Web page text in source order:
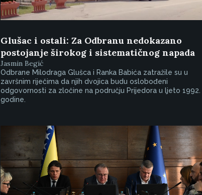
Glušac i ostali: Za Odbranu nedokazano
postojanje širokog i sistematičnog napada
Jasmin Begić
Odbrane Milodraga Glušca i Ranka Babića zatražile su u
završnim riječima da njih dvojica budu oslobođeni
odgovornosti za zločine na području Prijedora u ljeto 1992.
godine.